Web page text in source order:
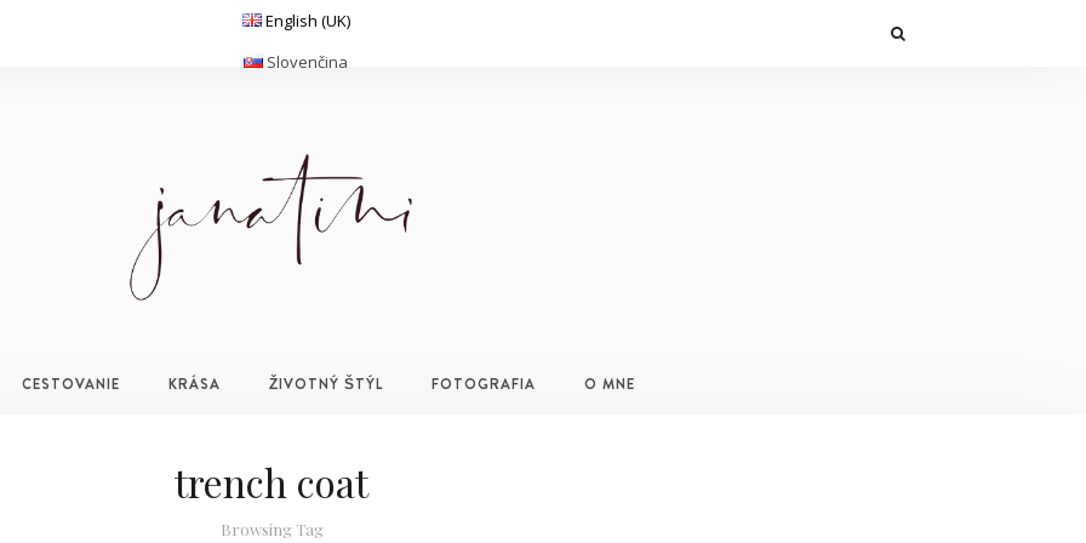
English (UK)
Slovenčina
CESTOVANIE KRÁSA ŽIVOTNÝ ŠTÝL FOTOGRAFIA O MNE
trench coat
Browsing Tag